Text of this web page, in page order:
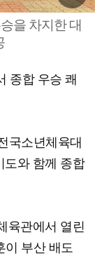
을 차지한 대
종합 우승 쾌
국소년체육대
도와 함께 종합
육관에서 열린
이 부산 배도